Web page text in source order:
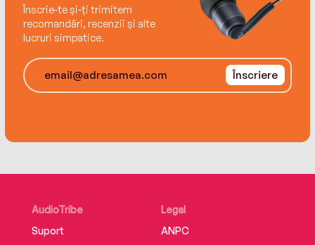
Înscrie-te și-ți trimitem
recomandări, recenzii și alte
lucruri simpatice.
Înscriere
AudioTribe
Suport
Legal
ANPC